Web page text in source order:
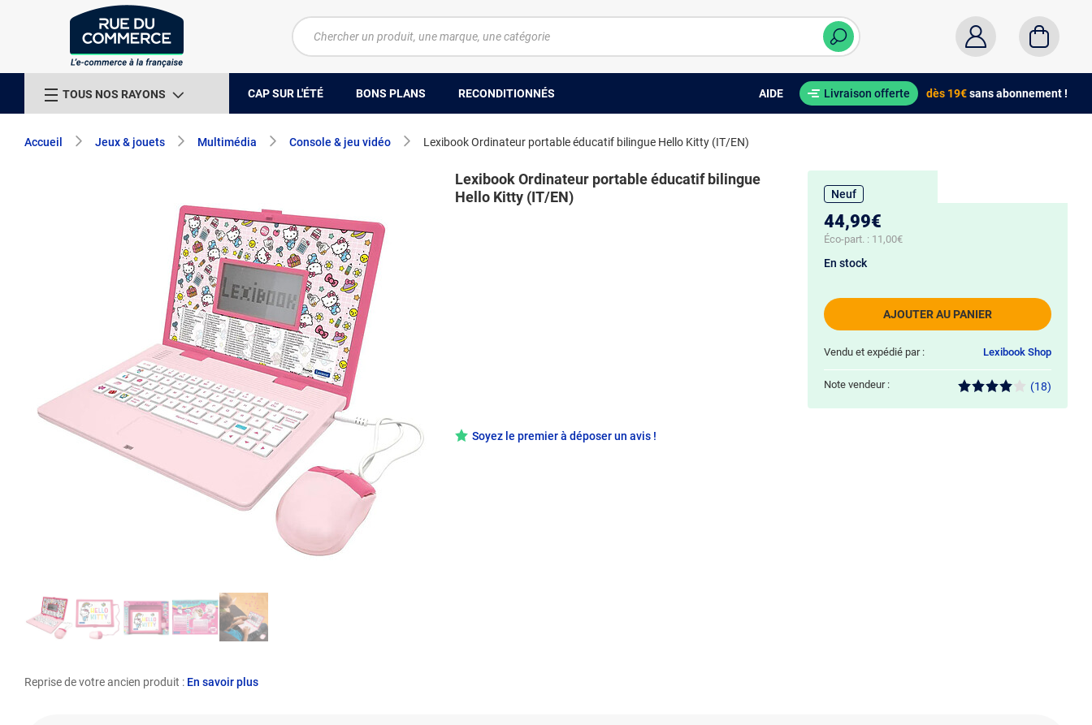
TOUS NOS RAYONS CAP SUR L'ÉTÉ BONS PLANS RECONDITIONNÉS AIDE Livraison offerte dès 19€sans abonnement !
Accueil Jeux & jouets Multimédia Console & jeu vidéo Lexibook Ordinateur portable éducatif bilingue Hello Kitty (IT/EN)
Reprise de votre ancien produit : En savoir plus
Lexibook Ordinateur portable éducatif bilingue
Hello Kitty (IT/EN)
Soyez le premier à déposer un avis !
Neuf
44,99€
Éco-part. : 11,00€
AJOUTER AU PANIER
En stock
Vendu et expédié par : Lexibook Shop
Note vendeur : (18)